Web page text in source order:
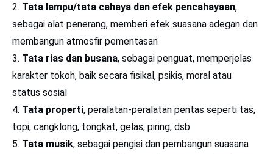
Tata lampu/tata cahaya dan efek pencahayaan,
sebagai alat penerang, memberi efek suasana adegan dan
membangun atmosfir pementasan
Tata rias dan busana, sebagai penguat, memperjelas
karakter tokoh, baik secara fisikal, psikis, moral atau
status sosial
Tata properti, peralatan-peralatan pentas seperti tas,
topi, cangklong, tongkat, gelas, piring, dsb
Tata musik, sebagai pengisi dan pembangun suasana